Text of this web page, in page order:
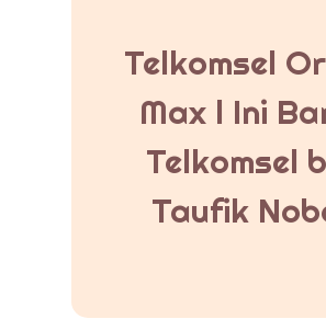
Telkomsel
Max l Ini
Telkomsel
Taufik